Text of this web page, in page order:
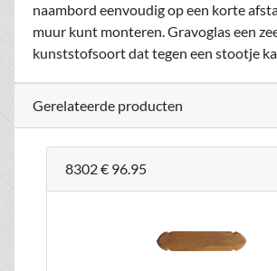
naambord eenvoudig op een korte
muur kunt monteren. Gravoglas een
kunststofsoort dat tegen een stootje
Gerelateerde producten
8302€ 96.95